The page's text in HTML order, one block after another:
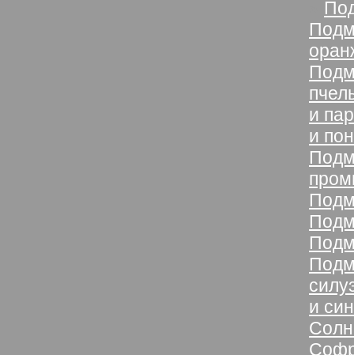
и
и
и